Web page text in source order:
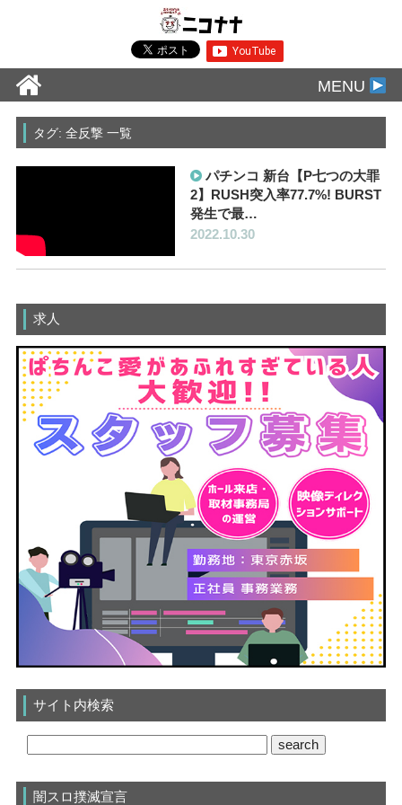
MENU
タグ: 全反撃 一覧
パチンコ 新台【P七つの大罪
2】RUSH突入率77.7%! BURST
発生で最…
2022.10.30
求人
サイト内検索
闇スロ撲滅宣言